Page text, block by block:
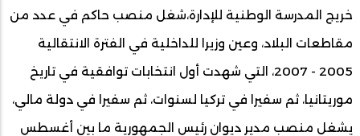
خريج المدرسة الوطنية للإدارة،شغل منصب حاكم في عدد من
مقاطعات البلاد، وعين وزيرا للداخلية في الفترة الانتقالية
2005 - 2007، التي شهدت أول انتخابات توافقية في تاريخ
موريتانيا، ثم سفيرا في تركيا لسنوات، ثم سفيرا في دولة مالي،
يشغل منصب مدير ديوان رئيس الجمهورية ما بين أغسطس